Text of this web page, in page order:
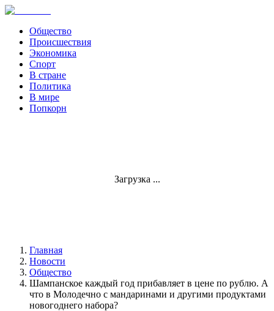
Общество
Происшествия
Экономика
Спорт
В стране
Политика
В мире
Попкорн
Загрузка ...
Главная
Новости
Общество
Шампанское каждый год прибавляет в цене по рублю. А
что в Молодечно с мандаринами и другими продуктами
новогоднего набора?